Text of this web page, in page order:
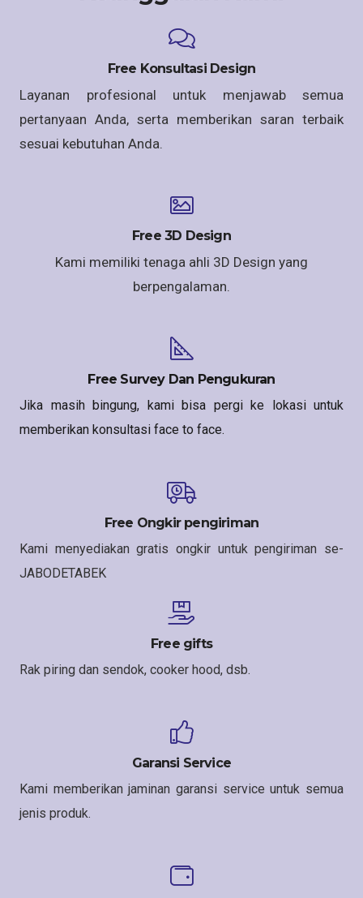
Free Konsultasi Design
Layanan profesional untuk menjawab semua
pertanyaan Anda, serta memberikan saran terbaik
sesuai kebutuhan Anda.
Free 3D Design
Kami memiliki tenaga ahli 3D Design yang
berpengalaman.
Free Survey Dan Pengukuran
Jika masih bingung, kami bisa pergi ke lokasi untuk
memberikan konsultasi face to face.
Free Ongkir pengiriman
Kami menyediakan gratis ongkir untuk pengiriman se-
JABODETABEK
Free gifts
Rak piring dan sendok, cooker hood, dsb.
Garansi Service
Kami memberikan jaminan garansi service untuk semua
jenis produk.